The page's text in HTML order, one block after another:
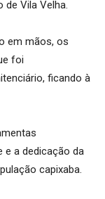
de Vila Velha.
em mãos, os
foi
ficando à
e a dedicação da
capixaba.